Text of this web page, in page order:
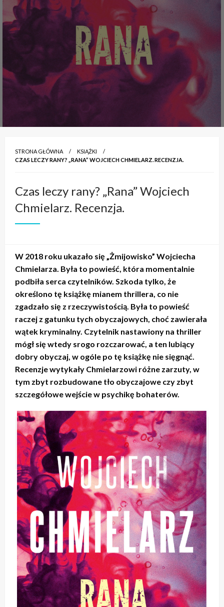
STRONA GŁÓWNA
KSIĄŻKI
CZAS LECZY RANY? „RANA” WOJCIECH CHMIELARZ. RECENZJA.
Czas leczy rany? „Rana” Wojciech
Chmielarz. Recenzja.
W 2018 roku ukazało się „Żmijowisko” Wojciecha
Chmielarza. Była to powieść, która momentalnie
podbiła serca czytelników. Szkoda tylko, że
określono tę książkę mianem thrillera, co nie
zgadzało się z rzeczywistością. Była to powieść
raczej z gatunku tych obyczajowych, choć zawierała
wątek kryminalny. Czytelnik nastawiony na thriller
mógł się wtedy srogo rozczarować, a ten lubiący
dobry obyczaj, w ogóle po tę książkę nie sięgnąć.
Recenzje wytykały Chmielarzowi różne zarzuty, w
tym zbyt rozbudowane tło obyczajowe czy zbyt
szczegółowe wejście w psychikę bohaterów.